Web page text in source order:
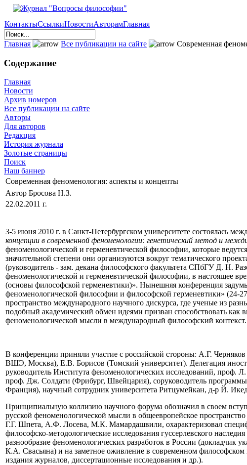
КонтактыСсылкиНовостиАвторамГлавная
Главная Все публикации на сайте Современная
Содержание
Главная
Новости
Архив номеров
Все публикации на сайте
Авторы
Для авторов
Редакция
История журнала
Золотые страницы
Поиск
Наш баннер
Современная феноменология: аспекты и концепты
Автор Бросова Н.З.
22.02.2011 г.
3-5 июня 2010 г. в Санкт-Петербургском университете состоялась
концепции в современной феноменологии: генетический метод и
феноменологической и герменевтической философии, которые
значительной степени они организуются вокруг тематического
(руководитель - зам. декана философского факультета СПбГУ Д. Н.
феноменологической и герменевтической философии, в настоящее
(основы философской герменевтики)». Нынешняя конференция
феноменологической философии и философской герменевтики» (24-
пространство международного научного дискурса, где ученые из
подобный академический обмен идеями призван способствовать
феноменологической мысли в международный философский контекст.
В конференции приняли участие с российской стороны: А.Г.
ВШЭ, Москва), Е.В. Борисов (Томский университет). Делегация
руководитель Института феноменологических исследований, проф.
проф. Дж. Солдати (Фрибург, Швейцария), соруководитель
Франция), научный сотрудник университета Ритцумейкан, д-р Й.
Принципиальную коллизию научного форума обозначил в своем
русской феноменологической мысли в общеевропейское
Г.Г. Шпета, А.Ф. Лосева, М.К. Мамардашвили, охарактеризовал
философско-методологические исследования гуссерлевского
разнообразие феноменологических разработок в России
К.А. Свасьяна) и на заметное оживление в современном философском
издания журналов, диссертационные исследования и др.).